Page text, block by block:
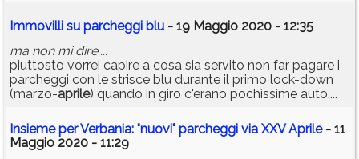
Immovilli su parcheggi blu - 19 Maggio 2020 - 12:35
ma non mi dire....
piuttosto vorrei capire a cosa sia servito non far pagare i
parcheggi con le strisce blu durante il primo lock-down
(marzo-aprile) quando in giro c'erano pochissime auto....
Insieme per Verbania: "nuovi" parcheggi via XXV Aprile- 11
Maggio 2020 - 11:29